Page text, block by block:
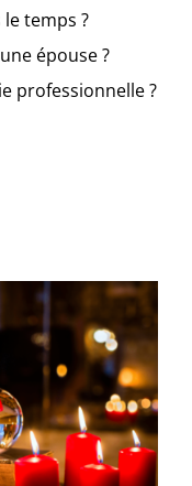
temps ?
épouse ?
professionnelle ?